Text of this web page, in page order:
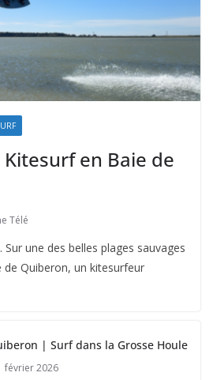
en Baie de
Télé
une des belles plages sauvages
de Quiberon, un kitesurfeur
| Surf dans la Grosse Houle
février 2026